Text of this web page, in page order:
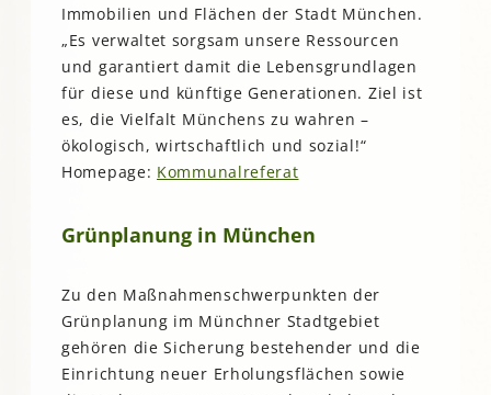
Immobilien und Flächen der Stadt München.
„Es verwaltet sorgsam unsere Ressourcen
und garantiert damit die Lebensgrundlagen
für diese und künftige Generationen. Ziel ist
es, die Vielfalt Münchens zu wahren –
ökologisch, wirtschaftlich und sozial!“
Homepage: Kommunalreferat
Grünplanung in München
Zu den Maßnahmenschwerpunkten der
Grünplanung im Münchner Stadtgebiet
gehören die Sicherung bestehender und die
Einrichtung neuer Erholungsflächen sowie